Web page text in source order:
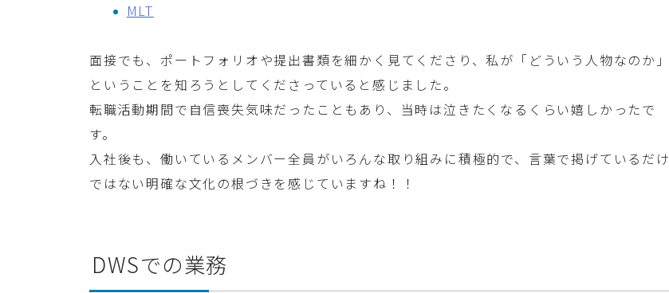
MLT
面接でも、ポートフォリオや提出書類を細かく見てくださり、私が「どういう人物なのか」
ということを知ろうとしてくださっていると感じました。
転職活動期間で自信喪失気味だったこともあり、当時は泣きたくなるくらい嬉しかったで
す。
入社後も、働いているメンバー全員がいろんな取り組みに積極的で、言葉で掲げているだけ
ではない明確な文化の根づきを感じていますね！！
DWSでの業務